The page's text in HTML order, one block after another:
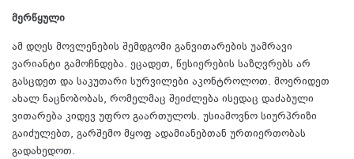
მერწყული
ამ დღეს მოვლენების შემდგომი განვითარების უამრავი
ვარიანტი გამოჩნდება. ეცადეთ, წესიერების საზღვრებს არ
გასცდეთ და საკუთარი სურვილები აკონტროლოთ. მოერიდეთ
ახალ ნაცნობობას, რომელმაც შეიძლება ისედაც დაძაბული
ვითარება კიდევ უფრო გაართულოს. უსიამოვნო სიურპრიზი
გაიძულებთ, გარშემო მყოფ ადამიანებთან ურთიერთობას
გადახედოთ.